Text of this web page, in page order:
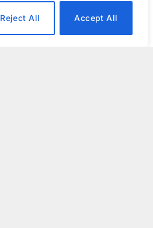
Reject All Accept All